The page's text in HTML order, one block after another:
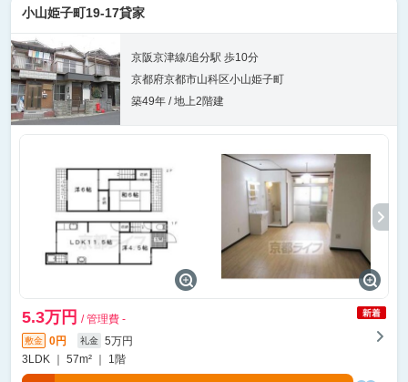
小山姫子町19-17貸家
京阪京津線/追分駅 歩10分
京都府京都市山科区小山姫子町
築49年 / 地上2階建
5.3万円 / 管理費 -
敷金 0円 礼金
5万円
3LDK ｜ 57m² ｜ 1階